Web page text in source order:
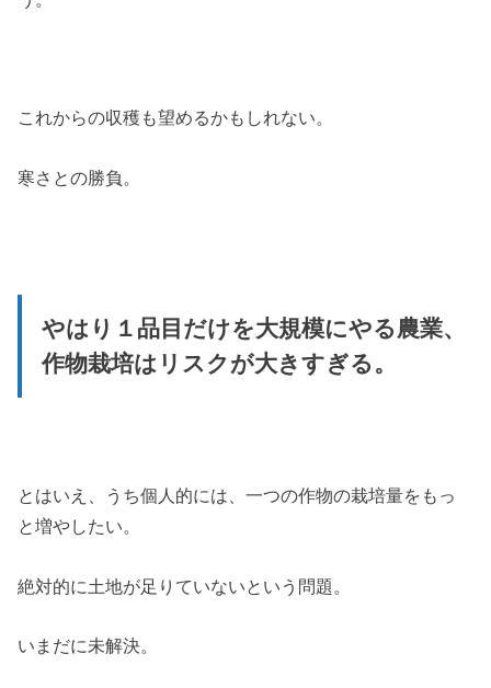
これからの収穫も望めるかもしれない。
寒さとの勝負。
やはり１品目だけを大規模にやる農業、
作物栽培はリスクが大きすぎる。
とはいえ、うち個人的には、一つの作物の栽培量をもっ
と増やしたい。
絶対的に土地が足りていないという問題。
いまだに未解決。